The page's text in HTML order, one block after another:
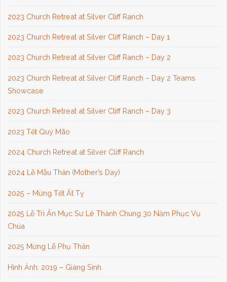
2023 Church Retreat at Silver Cliff Ranch
2023 Church Retreat at Silver Cliff Ranch – Day 1
2023 Church Retreat at Silver Cliff Ranch – Day 2
2023 Church Retreat at Silver Cliff Ranch – Day 2 Teams
Showcase
2023 Church Retreat at Silver Cliff Ranch – Day 3
2023 Tết Quý Mão
2024 Church Retreat at Silver Cliff Ranch
2024 Lễ Mẫu Thân (Mother’s Day)
2025 – Mừng Tết Ất Tỵ
2025 Lễ Tri Ân Mục Sư Lê Thành Chung 30 Năm Phục Vụ
Chúa
2025 Mừng Lễ Phụ Thân
Hình Ảnh: 2019 – Giáng Sinh